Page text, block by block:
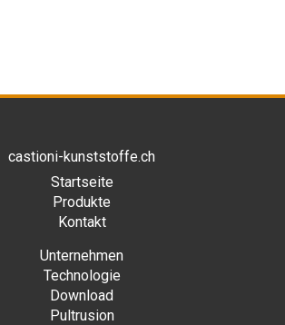
castioni-kunststoffe.ch
Startseite
Produkte
Kontakt
Unternehmen
Technologie
Download
Pultrusion